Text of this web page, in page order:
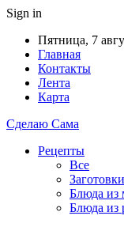
Sign in
Пятница, 7
Главная
Контакты
Лента
Карта
Сделаю Сама
Рецепты
Все
Заготовки
Блюда из
Блюда из